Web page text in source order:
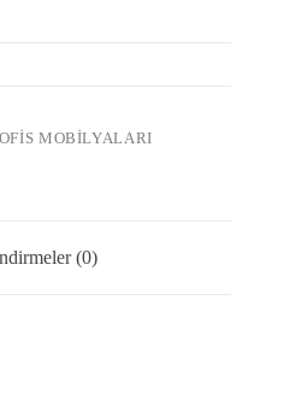
OFIS MOBILYALARI
(0)